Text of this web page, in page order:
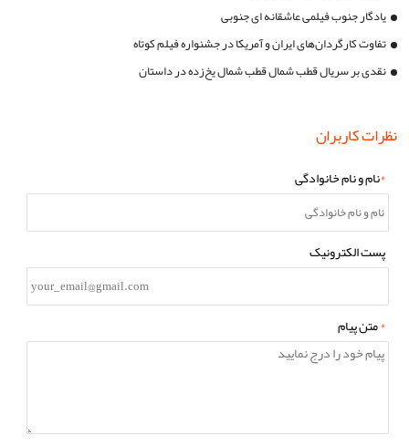
یادگار جنوب فیلمی عاشقانه ای جنوبی
تفاوت کارگردان‌های ایران و آمریکا در جشنواره فیلم کوتاه
نقدی بر سریال قطب شمال قطب شمال یخ‌زده در داستان
نظرات کاربران
*نام و نام خانوادگی
پست الکترونیک
*متن پیام